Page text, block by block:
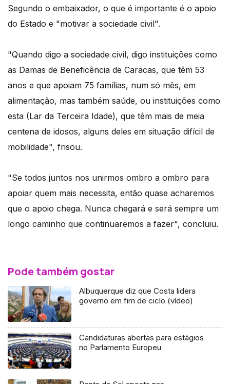
Segundo o embaixador, o que é importante é o apoio
do Estado e "motivar a sociedade civil".
"Quando digo a sociedade civil, digo instituições como
as Damas de Beneficência de Caracas, que têm 53
anos e que apoiam 75 famílias, num só mês, em
alimentação, mas também saúde, ou instituições como
esta (Lar da Terceira Idade), que têm mais de meia
centena de idosos, alguns deles em situação difícil de
mobilidade", frisou.
"Se todos juntos nos unirmos ombro a ombro para
apoiar quem mais necessita, então quase acharemos
que o apoio chega. Nunca chegará e será sempre um
longo caminho que continuaremos a fazer", concluiu.
Pode também gostar
Albuquerque diz que Costa lidera
governo em fim de ciclo (vídeo)
Candidaturas abertas para estágios
no Parlamento Europeu